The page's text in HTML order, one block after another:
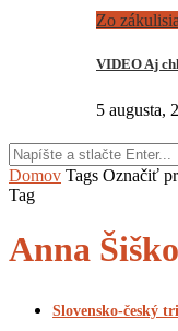
Zo zákulisia
VIDEO Aj
5 augusta,
Domov Tags Označiť
Tag
Anna
Slovensko-český